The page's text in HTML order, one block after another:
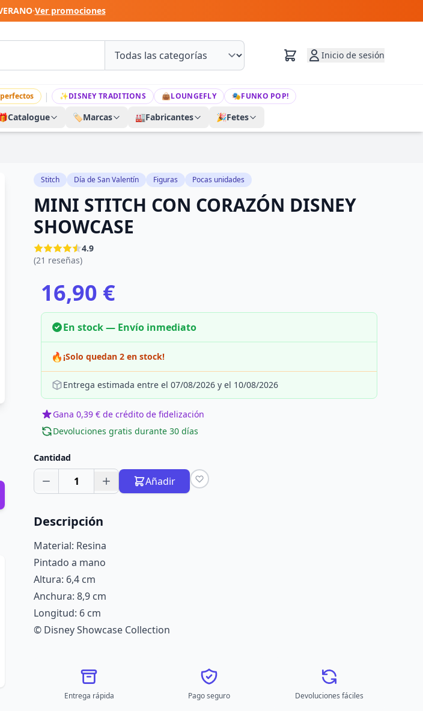
·Ver promociones
Inicio de sesión
| ✨DISNEY TRADITIONS 👜LOUNGEFLY 🎭FUNKO POP!
Catalogue 🏷️Marcas 🏭Fabricantes 🎉Fetes
Stitch Día de San Valentín Figuras Pocas unidades
MINI STITCH CON CORAZÓN DISNEY
SHOWCASE
4.9
(21 reseñas)
16,90 €
En stock — Envío inmediato
🔥¡Solo quedan 2 en stock!
Entrega estimada entre el 07/08/2026 y el 10/08/2026
Gana 0,39 € de crédito de fidelización
Devoluciones gratis durante 30 días
Cantidad
1 Añadir
Descripción
Material: Resina
Pintado a mano
Altura: 6,4 cm
Anchura: 8,9 cm
Longitud: 6 cm
© Disney Showcase Collection
Entrega rápida Pago seguro Devoluciones fáciles